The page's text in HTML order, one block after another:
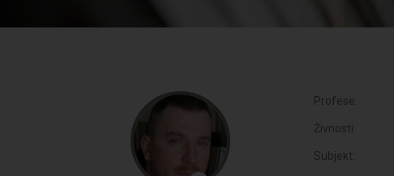
Profese:
Živnosti:
Subjekt: